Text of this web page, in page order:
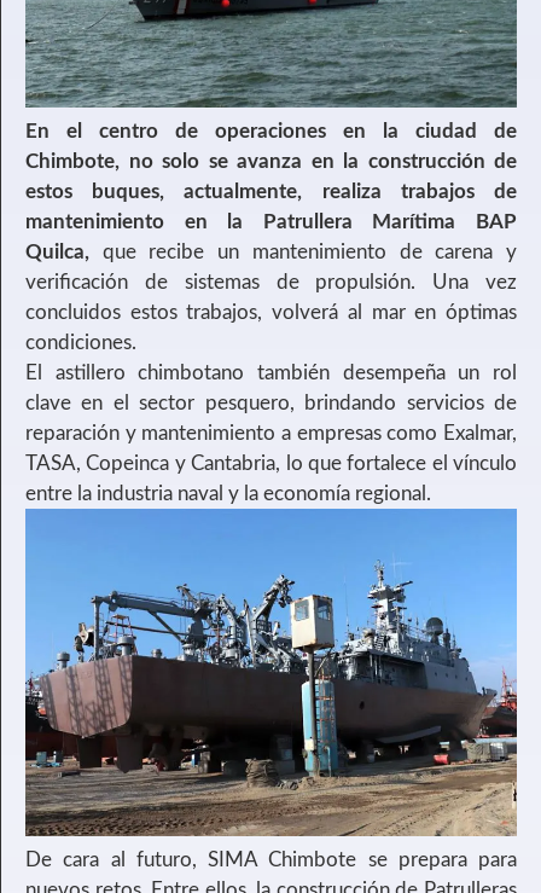
En el centro de operaciones en la ciudad de
Chimbote, no solo se avanza en la construcción de
estos buques, actualmente, realiza trabajos de
mantenimiento en la Patrullera Marítima BAP
Quilca, que recibe un mantenimiento de carena y
verificación de sistemas de propulsión. Una vez
concluidos estos trabajos, volverá al mar en óptimas
condiciones.
El astillero chimbotano también desempeña un rol
clave en el sector pesquero, brindando servicios de
reparación y mantenimiento a empresas como Exalmar,
TASA, Copeinca y Cantabria, lo que fortalece el vínculo
entre la industria naval y la economía regional.
De cara al futuro, SIMA Chimbote se prepara para